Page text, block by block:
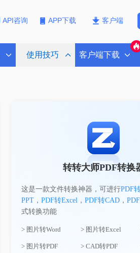
API咨询 APP下载 客户端
使用技巧 客户端下载
转转大师PDF转换
这是一款文件转换神器，可进行PDF
PPT， PDF转Excel， PDF转CAD，
式转换功能
> 图片转Word > 图片转Excel
> 图片转PDF > CAD转PDF